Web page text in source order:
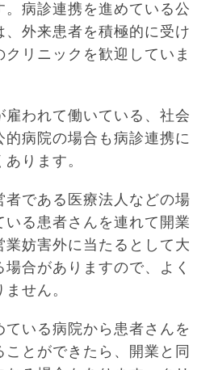
病診連携を進めている公
、外来患者を積極的に受け
リニックを歓迎していま
雇われて働いている、社会
病院の場合も病診連携に
ります。
者である医療法人などの場
る患者さんを連れて開業
業妨害外に当たるとして大
合がありますので、よく
せん。
ている病院から患者さんを
とができたら、開業と同